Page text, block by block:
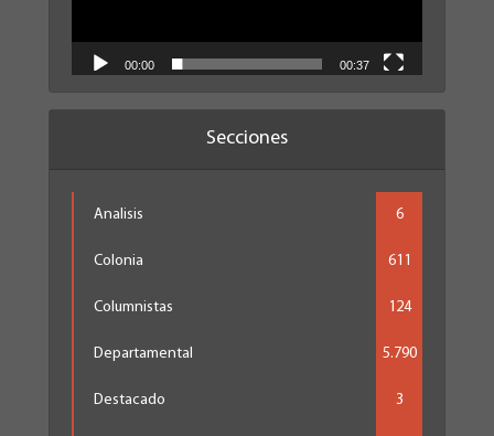
00:00 00:37
Secciones
Analisis 6
Colonia 611
Columnistas 124
Departamental 5.790
Destacado 3